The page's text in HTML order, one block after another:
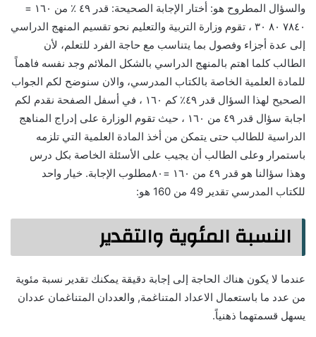
والسؤال المطروح هو: أختار الإجابة الصحيحة: قدر ٤٩ ٪؜ من ١٦٠ =
٧٨٤٠ ٨٠ ٣٠ ، تقوم وزارة التربية والتعليم نحو تقسيم المنهج الدراسي
إلى عدة أجزاء وفصول بما يتناسب مع حاجة الفرد للتعلم، لأن
الطالب كلما اهتم بالمنهج الدراسي بالشكل الملائم وجد نفسه فاهماً
للمادة العلمية الخاصة بالكتاب المدرسي، والان سنوضح لكم الجواب
الصحيح لهذا السؤال قدر ٤٩٪ كم ١٦٠ ، في أسفل الصفحة نقدم لكم
اجابة سؤال قدر ٤٩ من ١٦٠ ، حيث تقوم الوزارة على إدراج المناهج
الدراسية للطالب حتى يتمكن من أخذ المادة العلمية التي تلزمه
باستمرار وعلى الطالب أن يجيب على الأسئلة الخاصة بكل درس
وهذا سؤالنا هو قدر ٤٩ من ١٦٠ =٨٠مطلوب الإجابة. خيار واحد
للكتاب المدرسي تقدير 49 من 160 هو:
النسبة المئوية والتقدير
عندما لا يكون هناك الحاجة إلى إجابة دقيقة يمكنك تقدير نسبة مئوية
من عدد ما باستعمال الاعداد المتناغمة, والعددان المتناغمان عددان
يسهل قسمتهما ذهنياً.